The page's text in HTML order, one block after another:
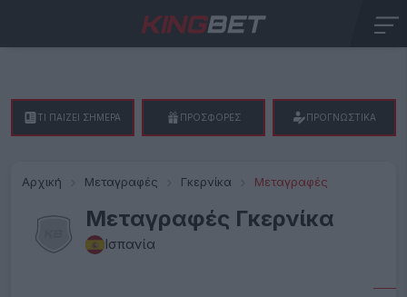
Αρχική Μεταγραφές Γκερνίκα Μεταγραφές
Μεταγραφές Γκερνίκα
Ισπανία
ΤΙ ΠΑΙΖΕΙ ΣΗΜΕΡΑ ΠΡΟΣΦΟΡΕΣ ΠΡΟΓΝΩΣΤΙΚΑ